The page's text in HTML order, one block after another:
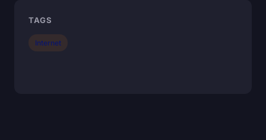
TAGS
Internet